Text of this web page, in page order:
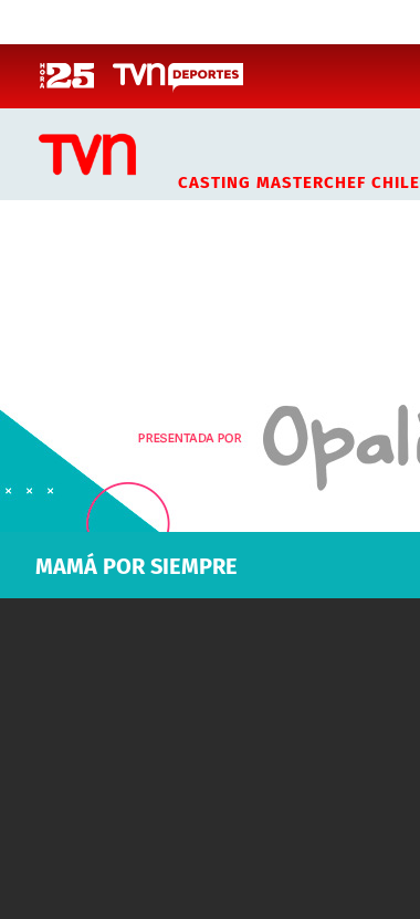
CASTING MASTERCHEF CHILE
MAMÁ POR SIEMPRE